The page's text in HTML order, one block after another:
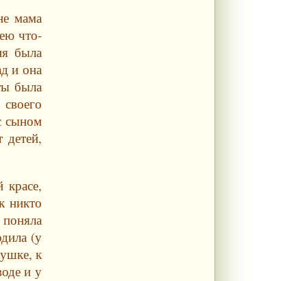
мама
что-
была
и она
была
сыном
детей,
никто
(у
к
и у